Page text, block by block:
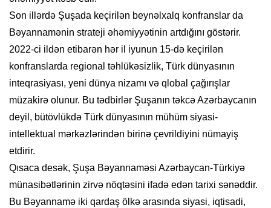
Son illərdə Şuşada keçirilən beynəlxalq konfranslar da
Bəyannamənin strateji əhəmiyyətinin artdığını göstərir.
2022-ci ildən etibarən hər il iyunun 15-də keçirilən
konfranslarda regional təhlükəsizlik, Türk dünyasının
inteqrasiyası, yeni dünya nizamı və qlobal çağırışlar
müzakirə olunur. Bu tədbirlər Şuşanın təkcə Azərbaycanın
deyil, bütövlükdə Türk dünyasının mühüm siyasi-
intellektual mərkəzlərindən birinə çevrildiyini nümayiş
etdirir.
Qısaca desək, Şuşa Bəyannaməsi Azərbaycan-Türkiyə
münasibətlərinin zirvə nöqtəsini ifadə edən tarixi sənəddir.
Bu Bəyannamə iki qardaş ölkə arasında siyasi, iqtisadi,